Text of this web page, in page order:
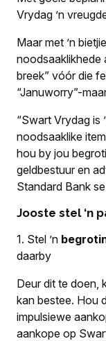
Vrydag ’n
Maar met ’n
noodsaaklikhede
breek” vóór die
“Januworry”-
“Swart Vrydag is
noodsaaklike
hou by jou
geldbestuur en
Standard Bank
Jooste stel ‘n
1. Stel ’n
daarby
Deur dit te doen,
kan bestee. Hou
impulsiewe
aankope op